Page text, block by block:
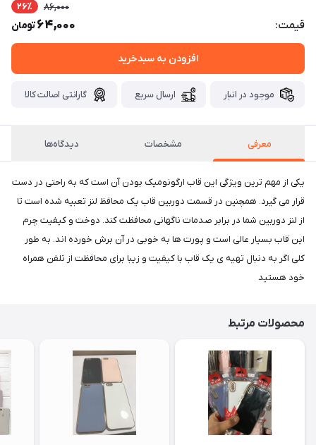
قیمت:
86,000 26٪
64,000تومان
افزودن به سبدخرید
موجود در انبار ارسال سریع گارانتی اصالت کالا
معرفی مشخصات دیدگاه‌ها
یکی از مهم ترین ویژگی این قاب ارگونومیک بودن آن است که به راحتی در دست
قرار می گیرد. همچنین در قسمت دوربین قاب یک محافظ لنز تعبیه شده است تا
از لنز دوربین شما در برابر صدمات ناگهانی محافظت کند. دوخت و کیفیت چرم
این قاب بسیار عالی است و پورت ها به خوبی در آن برش خورده اند. به طور
کلی اگر به دنبال تهیه ی یک قاب با کیفیت و زیبا برای محافظت از تلفن همراه
خود هستید
محصولات مرتبط